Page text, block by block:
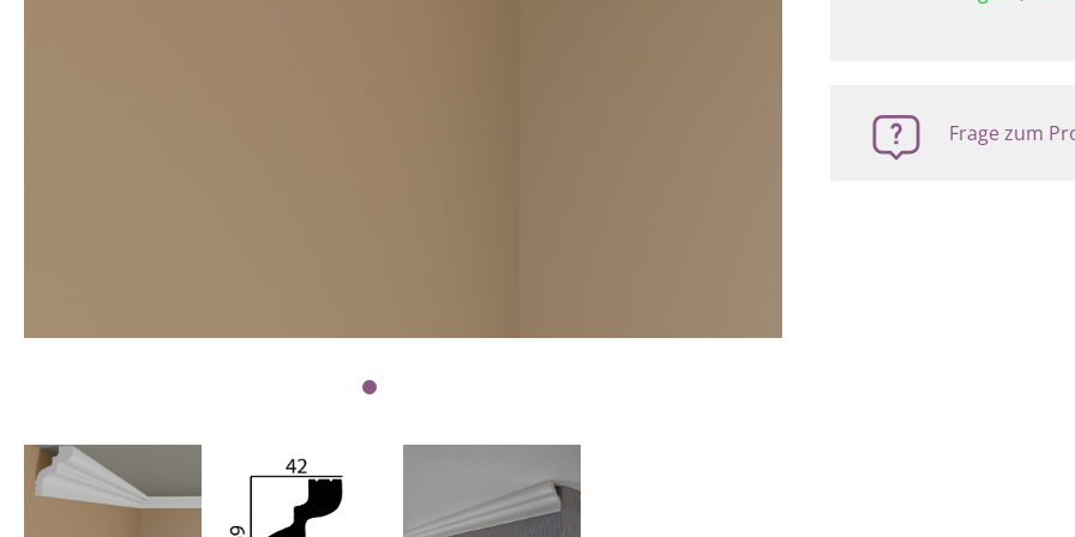
Elle Decoration
Frage zum